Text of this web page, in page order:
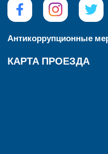
Антикоррупционные
КАРТА ПРОЕЗДА